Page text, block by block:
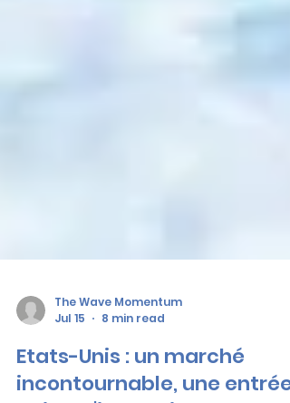
The Wave Momentum
Jul 15
8 min read